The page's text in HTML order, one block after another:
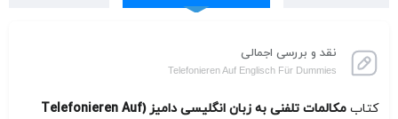
نقد و بررسی اجمالی
Telefonieren Auf Englisch Für Dummies
کتاب
مکالمات تلفنی به زبان انگلیسی دامیز (Telefonieren Auf